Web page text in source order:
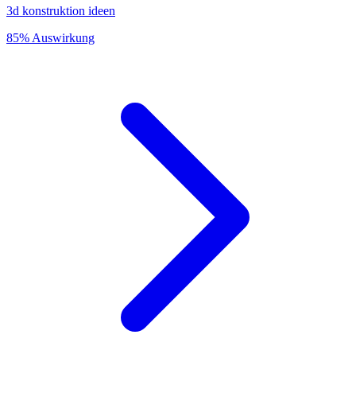
3d konstruktion ideen
85% Auswirkung